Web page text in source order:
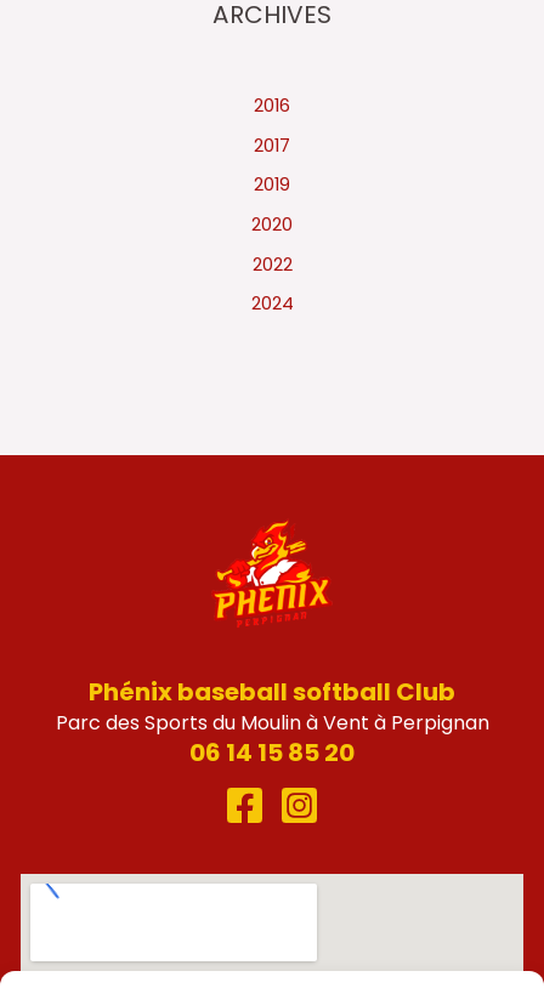
ARCHIVES
2016
2017
2019
2020
2022
2024
Phénix baseball softball Club
Parc des Sports du Moulin à Vent à Perpignan
06 14 15 85 20